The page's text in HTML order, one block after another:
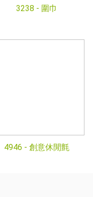
3238 - 圍巾
4946 - 創意休閒氈